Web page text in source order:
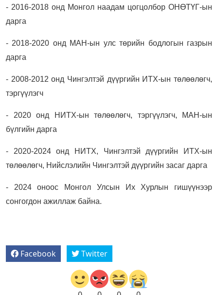
- 2016-2018 онд Монгол наадам цогцолбор ОНӨТҮГ-ын
дарга
- 2018-2020 онд МАН-ын улс төрийн бодлогын газрын
дарга
- 2008-2012 онд Чингэлтэй дүүргийн ИТХ-ын төлөөлөгч,
тэргүүлэгч
- 2020 онд НИТХ-ын төлөөлөгч, тэргүүлэгч, МАН-ын
бүлгийн дарга
- 2020-2024 онд НИТХ, Чингэлтэй дүүргийн ИТХ-ын
төлөөлөгч, Нийслэлийн Чингэлтэй дүүргийн засаг дарга
- 2024 оноос Монгол Улсын Их Хурлын гишүүнээр
сонгогдон ажиллаж байна.
Facebook Twitter